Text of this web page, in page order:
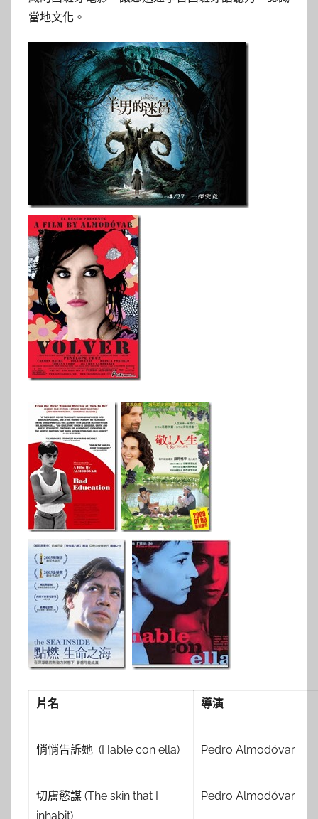
當地文化。
片名 導演
悄悄告訴她 (Hable con ella) Pedro Almodóvar
切膚慾謀 (The skin that I
inhabit)
Pedro Almodóvar